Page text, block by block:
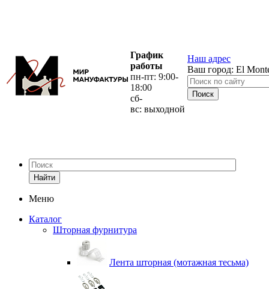
График
работы
пн-пт: 9:00-
18:00
сб-
вс: выходной
Наш адрес
Ваш город: El
Найти
Меню
Каталог
Шторная фурнитура
Лента шторная (мотажная тесьма)